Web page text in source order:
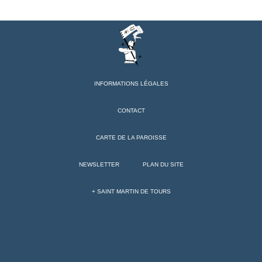
INFORMATIONS LÉGALES
CONTACT
CARTE DE LA PAROISSE
NEWSLETTER PLAN DU SITE
+ SAINT MARTIN DE TOURS